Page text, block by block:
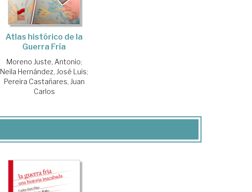
Atlas histórico de la
Guerra Fría
Moreno Juste, Antonio;
Neila Hernández, José Luis;
Pereira Castañares, Juan
Carlos